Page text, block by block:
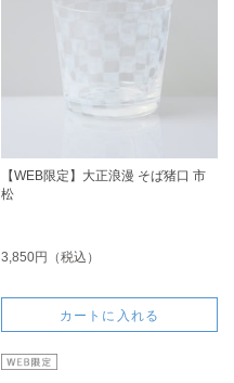
【WEB限定】大正浪漫 そば猪口 市
松
3,850円（税込）
カートに入れる